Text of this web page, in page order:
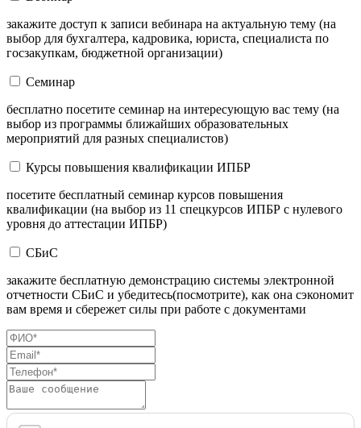
закажите доступ к записи вебинара на актуальную тему (на
выбор для бухгалтера, кадровика, юриста, специалиста по
госзакупкам, бюджетной организации)
Семинар
бесплатно посетите семинар на интересующую вас тему (на
выбор из программы ближайших образовательных
мероприятий для разных специалистов)
Курсы повышения квалификации ИПБР
посетите бесплатный семинар курсов повышения
квалификации (на выбор из 11 спецкурсов ИПБР с нулевого
уровня до аттестации ИПБР)
СБиС
закажите бесплатную демонстрацию системы электронной
отчетности СБиС и убедитесь(посмотрите), как она сэкономит
вам время и сбережет силы при работе с документами